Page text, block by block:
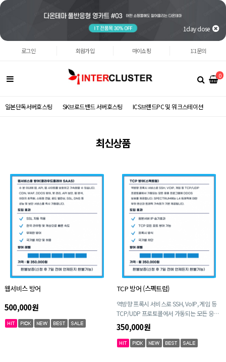
1day close
로그인 회원가입 마이쇼핑 1:1문의
0
일본단독서버호스팅 SK브로드밴드 서버호스팅 ICS브랜드PC 및 워크스테이션
최신상품
웹서비스 방어
500,000원
TCP 방어 (스펙트럼)
역방향 프록시 서비스로 SSH, VoIP, 게임 등
TCP/UDP 프로토콜에서 가동되는 모든 응용
프로그램에 DDoS보호를 제공합니다.
Spectrum에는 L4 트래픽에 대한 부하 분산
과 트래픽 가속화가 기본 제공됩니다.
350,000원